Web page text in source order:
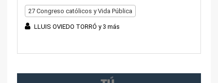
27 Congreso católicos y Vida Pública
LLUIS OVIEDO TORRÓ y 3 más